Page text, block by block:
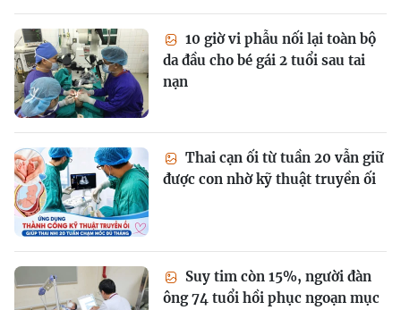
10 giờ vi phẫu nối lại toàn bộ
da đầu cho bé gái 2 tuổi sau tai
nạn
Thai cạn ối từ tuần 20 vẫn giữ
được con nhờ kỹ thuật truyền ối
Suy tim còn 15%, người đàn
ông 74 tuổi hồi phục ngoạn mục